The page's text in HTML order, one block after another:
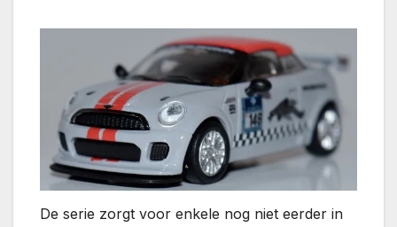
De serie zorgt voor enkele nog niet eerder in